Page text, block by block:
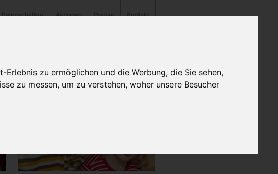
zu ermöglichen und die Werbung, die Sie sehen,
zu messen, um zu verstehen, woher unsere Besucher